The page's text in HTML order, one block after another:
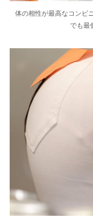
体の相性が最高なコンビ
でも最